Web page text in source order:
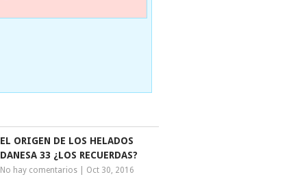
EL ORIGEN DE LOS HELADOS
DANESA 33 ¿LOS RECUERDAS?
No hay comentarios Oct 30, 2016